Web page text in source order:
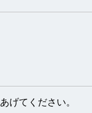
げてください。